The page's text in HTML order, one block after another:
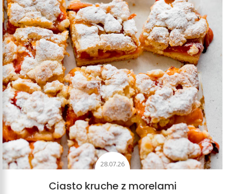
28.07.26
Ciasto kruche z morelami